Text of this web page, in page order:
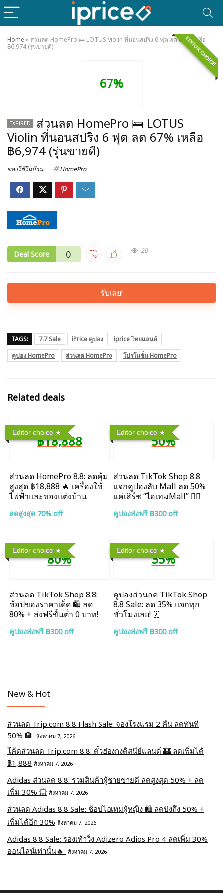
Home » ส่วนลด HomePro 🛌 LOTUS Violin ที่นอนสปริง 6 ฟุต ลด 67% เหลือ
฿6,974 (รุ่นขายดี)
EDITOR CHOICE
67%
EXPIRED
ส่วนลด HomePro 🛌 LOTUS
Violin ที่นอนสปริง 6 ฟุต ลด 67% เหลือ
฿6,974 (รุ่นขายดี)
ของใช้ในบ้าน HomePro
Deal Score 0 20
รับเลย!
TAGS: 7.7 Sale iPrice คูปอง
iprice ไทยแลนด์
คูปอง HomePro
ส่วนลด HomePro โปรโมชั่น HomePro
Related deals
Editor choice
฿18,888
ส่วนลด HomePro 8.8: ลดคุ้ม
สูงสุด ฿18,888 🔥 เครื่องใช้
ไฟฟ้าและของแต่งบ้าน
ลดสูงสุด 70% off
Editor choice
50%
ส่วนลด TikTok Shop 8.8
แจกคูปองลับ Mall ลด 50%
แค่เสิร์ช “ไอเทมMall” ❤️‍🔥
คูปองส่งฟรี ฿300 off
Editor choice
80%
ส่วนลด TikTok Shop 8.8:
ช้อปของราคาเด็ด 🛍️ ลด
80% + ส่งฟรีขั้นต่ำ 0 บาท!
คูปองส่งฟรี ฿300 off
Editor choice
35%
คูปองส่วนลด TikTok Shop
8.8 Sale: ลด 35% แจกทุก
ชั่วโมงเลย! ⏰
คูปองส่งฟรี ฿300 off
New & Hot
ส่วนลด Trip.com 8.8 Flash Sale: จองโรงแรม 2 คืน ลดทันที
50% 🏨 สิงหาคม 7, 2026
โค้ดส่วนลด Trip.com 8.8: ตั๋วฮ่องกงดิสนีย์แลนด์ 🏰 ลดเพิ่มได้
฿1,888 สิงหาคม 7, 2026
Adidas ส่วนลด 8.8: รวมสินค้าผู้ชายขายดี ลดสูงสุด 50% + ลด
เพิ่ม 30% 💥 สิงหาคม 7, 2026
ส่วนลด Adidas 8.8 Sale: ช้อปไอเทมผู้หญิง 🛍️ ลดปังถึง 50% +
เพิ่มได้อีก 30% สิงหาคม 7, 2026
Adidas 8.8 Sale: รองเท้าวิ่ง Adizero Adios Pro 4 ลดเพิ่ม 30%
ออนไลน์เท่านั้น🔥
สิงหาคม 7, 2026